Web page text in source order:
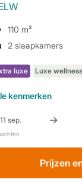
110 m²
2 slaapkamers
kenmerken
Prijzen